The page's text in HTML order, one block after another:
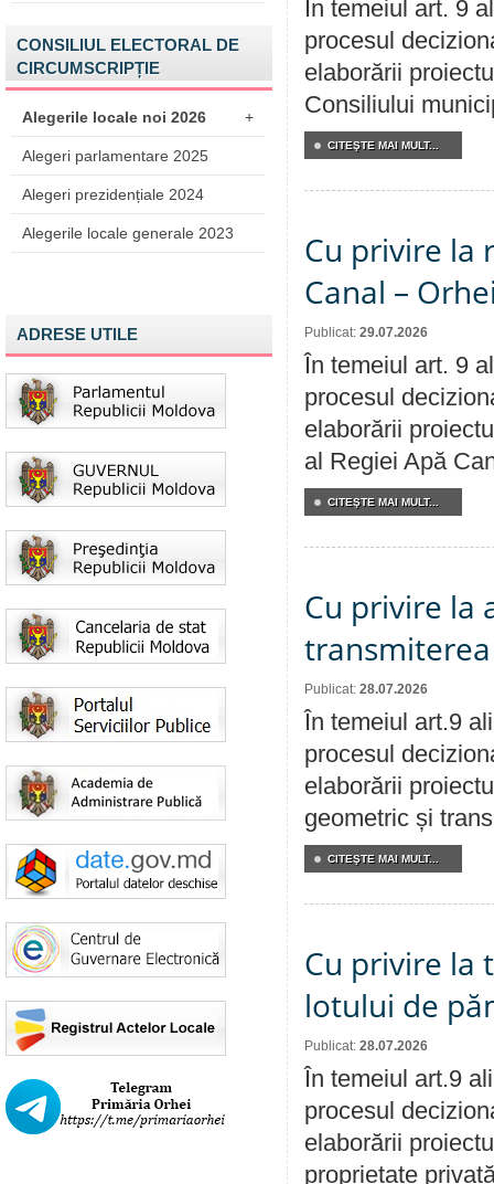
CONSILIUL ELECTORAL DE
CIRCUMSCRIPȚIE
Alegerile locale noi 2026 +
Alegeri parlamentare 2025
Alegeri prezidențiale 2024
Alegerile locale generale 2023
ADRESE UTILE
În temeiul art. 9
procesul
elaborării
Consiliului
CITEŞTE MAI MULT...
Cu privire la
Canal –
Publicat: 29.07.2026
În temeiul art. 9
procesul
elaborării
al Regiei Apă
CITEŞTE MAI MULT...
Cu privire la
Publicat: 28.07.2026
În temeiul art.9
procesul
elaborării
geometric și
CITEŞTE MAI MULT...
Cu privire la
lotului de
Publicat: 28.07.2026
În temeiul art.9
procesul
elaborării
proprietate